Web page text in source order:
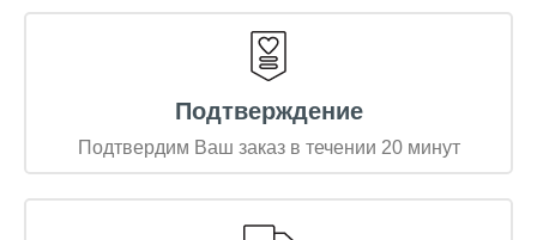
Подтверждение
Подтвердим Ваш заказ в течении 20 минут